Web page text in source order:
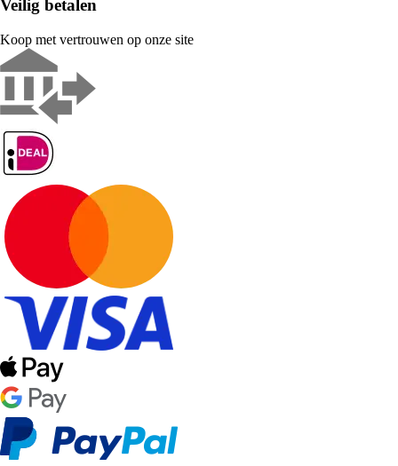
Veilig betalen
Koop met vertrouwen op onze site